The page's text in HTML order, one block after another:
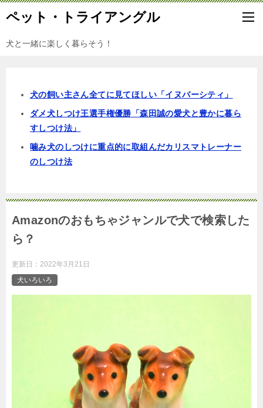
ペット・トライアングル
犬と一緒に楽しく暮らそう！
犬の飼い主さん全てに見てほしい「イヌバーシティ」
ダメ犬しつけ王選手権優勝「森田誠の愛犬と豊かに暮ら
すしつけ法」
噛み犬のしつけに重点的に取組んだカリスマトレーナー
のしつけ法
Amazonのおもちゃジャンルで犬で検索した
ら？
更新日： 2022年3月21日
犬いろいろ